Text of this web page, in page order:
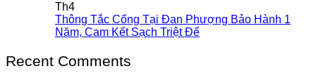
Th4
Thông Tắc Cống Tại Đan Phượng Bảo Hành 1
Năm, Cam Kết Sạch Triệt Để
Recent Comments